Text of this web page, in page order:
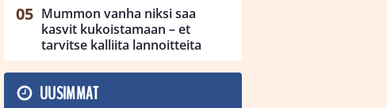
Mummon vanha niksi saa
kasvit kukoistamaan – et
tarvitse kalliita lannoitteita
UUSIMMAT